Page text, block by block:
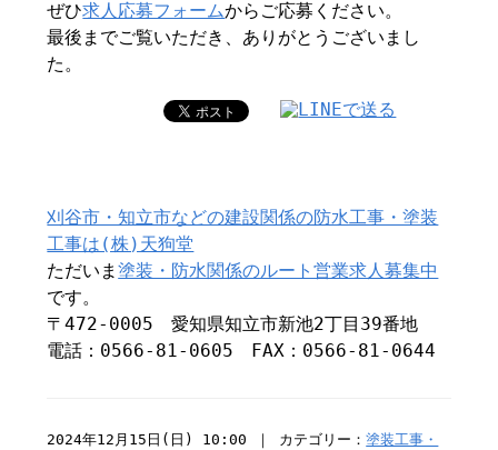
ぜひ求人応募フォームからご応募ください。
最後までご覧いただき、ありがとうございまし
た。
刈谷市・知立市などの建設関係の防水工事・塗装
工事は(株)天狗堂
ただいま塗装・防水関係のルート営業求人募集中
です。
〒472-0005 愛知県知立市新池2丁目39番地
電話：0566-81-0605 FAX：0566-81-0644
2024年12月15日(日) 10:00 ｜ カテゴリー：塗装工事・